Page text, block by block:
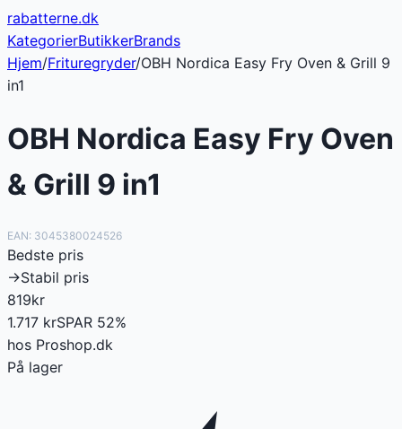
rabatterne.dk
KategorierButikkerBrands
Hjem/Frituregryder/OBH Nordica Easy Fry Oven & Grill 9
in1
OBH Nordica Easy Fry Oven
& Grill 9 in1
EAN: 3045380024526
Bedste pris
→Stabil pris
819kr
1.717 krSPAR 52%
hos Proshop.dk
På lager